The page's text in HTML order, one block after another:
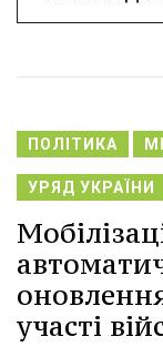
ПОЛІТИКА
УРЯД УКРАЇНИ
участі